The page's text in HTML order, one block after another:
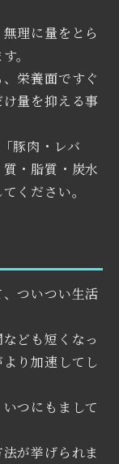
理に量をとら
。
栄養面ですぐ
量を抑える事
豚肉・レバ
・脂質・炭水
ください。
ついつい生活
ども短くなっ
り加速してし
つにもまして
が挙げられま